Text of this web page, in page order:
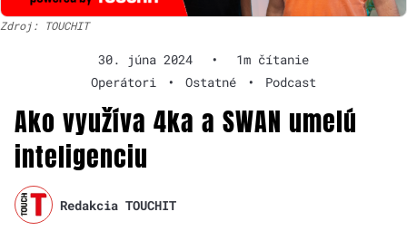
Zdroj: TOUCHIT
30. júna 2024 •
1m čítanie
Operátori
• Ostatné • Podcast
Ako využíva 4ka a SWAN umelú
inteligenciu
Redakcia TOUCHIT